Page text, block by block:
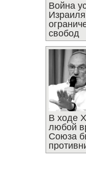
Война
свобод
В ходе
любой
Союза